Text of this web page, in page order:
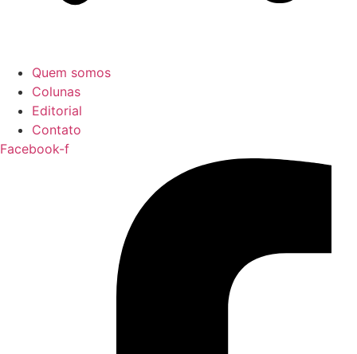
Quem somos
Colunas
Editorial
Contato
Facebook-f